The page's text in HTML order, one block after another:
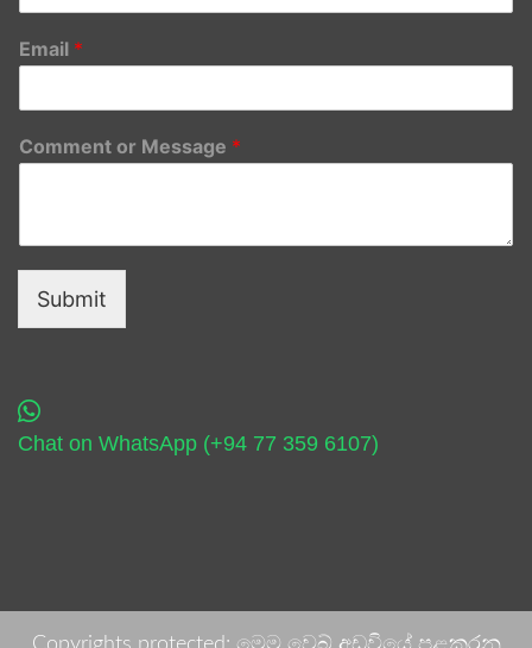
Email *
Comment or Message *
Submit
Chat on WhatsApp (+94 77 359 6107)